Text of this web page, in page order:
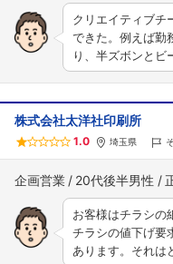
クリエイティブチ
できた。例えば勤
り、半ズボンと
株式会社太洋社印刷所
1.0 埼玉県
企画営業 20代後半男性
お客様はチラシの
チラシの値下げ要
あります。それは